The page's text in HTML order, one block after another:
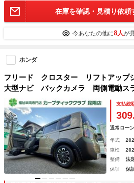
在庫を確認・見積り依頼
今あなたの他に8人が
ホンダ
フリード クロスター リフトアップ
大型ナビ バックカメラ 両側電動ス
助手席リフトＵＰシート 回転昇降シ
グ 前後ドラレコ ＬＥＤヘッドラ
ン ＢＳＭ 修復無し 福祉車両
支払総
通常ローン
年式
車検
整備
法
保証
保